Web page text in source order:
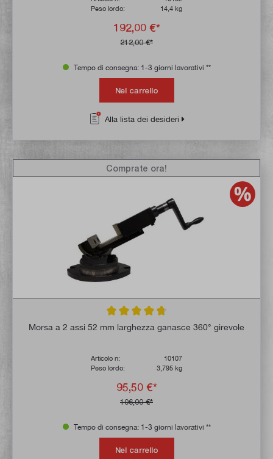
Peso lordo:
14,4 kg
192,00 €*
212,00 €*
Tempo di consegna: 1-3 giorni lavorativi **
Nel carrello
Alla lista dei desideri
Valutazione media di 4.8 su 5 stelle
Morsa a 2 assi 52 mm larghezza ganasce 360° girevole
Articolo n:
10107
Peso lordo:
3,795 kg
95,50 €*
106,00 €*
Comprate ora!
Tempo di consegna: 1-3 giorni lavorativi **
Nel carrello